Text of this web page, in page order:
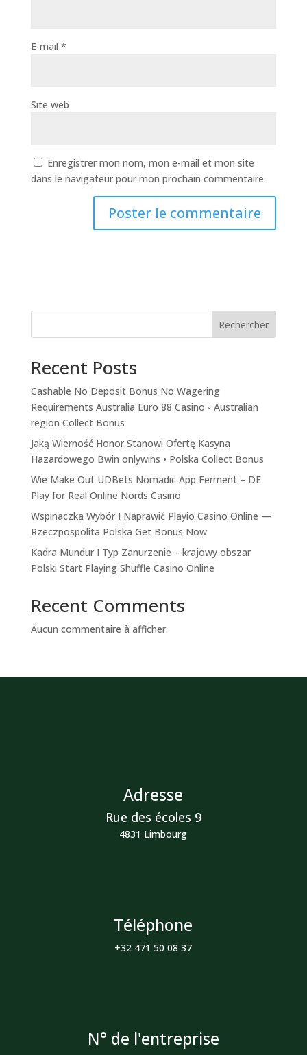
E-mail *
Site web
Enregistrer mon nom, mon e-mail et mon site
dans le navigateur pour mon prochain commentaire.
Rechercher
Recent Posts
Cashable No Deposit Bonus No Wagering
Requirements Australia Euro 88 Casino ◦ Australian
region Collect Bonus
Jaką Wierność Honor Stanowi Ofertę Kasyna
Hazardowego Bwin onlywins • Polska Collect Bonus
Wie Make Out UDBets Nomadic App Ferment – DE
Play for Real Online Nords Casino
Wspinaczka Wybór I Naprawić Playio Casino Online —
Rzeczpospolita Polska Get Bonus Now
Kadra Mundur I Typ Zanurzenie – krajowy obszar
Polski Start Playing Shuffle Casino Online
Recent Comments
Aucun commentaire à afficher.
Adresse
Rue des écoles 9
4831 Limbourg
Téléphone
+32 471 50 08 37
N° de l'entreprise